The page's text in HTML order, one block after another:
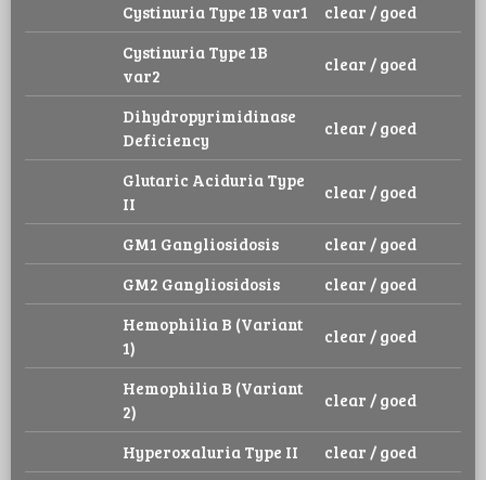
Cystinuria Type 1B var1
clear / goed
Cystinuria Type 1B
var2
clear / goed
Dihydropyrimidinase
Deficiency
clear / goed
Glutaric Aciduria Type
II
clear / goed
GM1 Gangliosidosis
clear / goed
GM2 Gangliosidosis
clear / goed
Hemophilia B (Variant
1)
clear / goed
Hemophilia B (Variant
2)
clear / goed
Hyperoxaluria Type II
clear / goed